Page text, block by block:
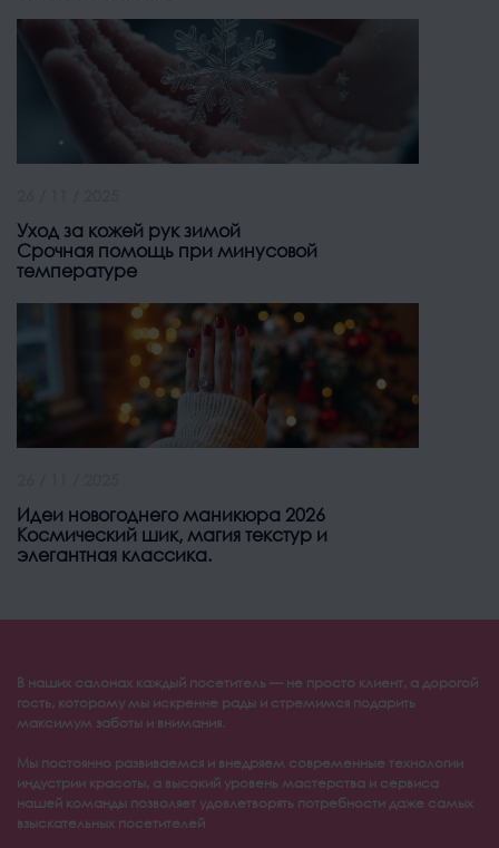
Уход за кожей рук зимой
Срочная помощь при минусовой
температуре
Идеи новогоднего маникюра 2026
Космический шик, магия текстур и
элегантная классика.
В наших салонах каждый посетитель — не просто клиент, а дорогой
гость, которому мы искренне рады и стремимся подарить
максимум заботы и внимания.
Мы постоянно развиваемся и внедряем современные технологии
индустрии красоты, а высокий уровень мастерства и сервиса
нашей команды позволяет удовлетворять потребности даже самых
взыскательных посетителей